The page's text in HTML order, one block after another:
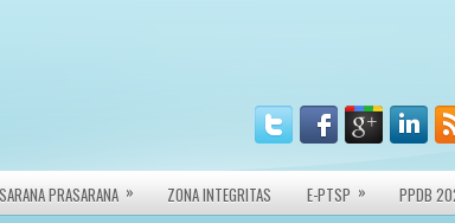
SARANA PRASARANA » ZONA INTEGRITAS E-PTSP » PPDB